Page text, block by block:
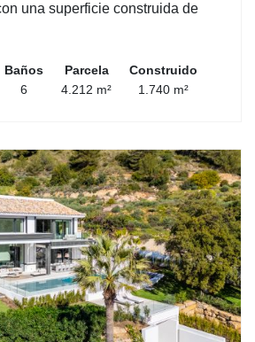
una superficie construida de
Baños
6
Parcela
4.212 m²
Construido
1.740 m²